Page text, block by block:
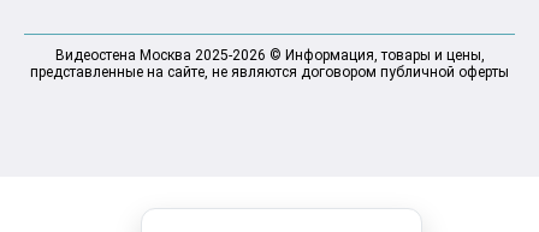
Видеостена Москва 2025-2026 © Информация, товары и цены,
представленные на сайте, не являются договором публичной оферты